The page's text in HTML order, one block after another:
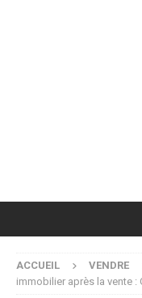
ACCUEIL VENDRE
immobilier après la vente